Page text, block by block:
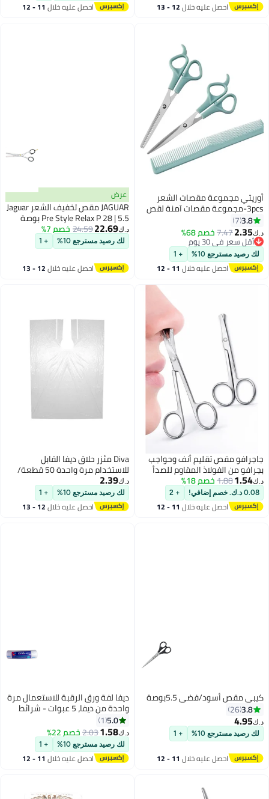
باللون الأسوداحصل عليه خلال 12 - 13 احصل عليه خلال 11 - 12
أوريتي مجموعة مقصات الشعر
3pcs-مجموعة مقصات آمنة لقص
الشعر وتخفيف الشعر مع مشط
تصفيف الشعر-مثالية لتصفيف
الشعر واستمالة
3.8
7
د.ك‏2.35
7.47خصم 68%
أقل سعر في 30 يوم
أقل سعر في 30 يوم
لك رصيد مسترجع 10% + 1
احصل عليه خلال 11 - 12
عرض
JAGUAR مقص تخفيف الشعر Jaguar
Pre Style Relax P 28 | 5.5 بوصة
د.ك‏22.69
24.59خصم 7%
لك رصيد مسترجع 10% + 1
احصل عليه خلال 12 - 13
جاجرافو مقص تقليم أنف وحواجب
بجرافو من الفولاذ المقاوم للصدأ
برأس دائري
د.ك‏1.54
1.88خصم 18%
0.08 د.ك. خصم إضافي! + 2
احصل عليه خلال 11 - 12
Diva مئزر حلاق ديفا القابل
للاستخدام مرة واحدة 50 قطعة/
عبوة
د.ك‏2.39
لك رصيد مسترجع 10% + 1
احصل عليه خلال 12 - 13
كيبي مقص أسود/فضي 5.5بوصة
3.8
26
د.ك‏4.95
لك رصيد مسترجع 10% + 1
احصل عليه خلال 11 - 12
ديفا لفة ورق الرقبة للاستعمال مرة
واحدة من ديفا، 5 عبوات - شرائط
رقبة ناعمة وقابلة للتمدد وصحية
للصالونات والحلاقين
5.0
1
د.ك‏1.58
2.03خصم 22%
لك رصيد مسترجع 10% + 1
احصل عليه خلال 11 - 12